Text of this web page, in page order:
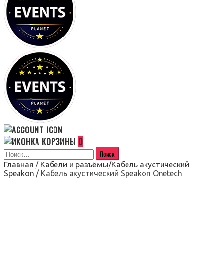
0
Главная / Кабели и разъёмы/Кабель акустический
Speakon / Кабель акустический Speakon Onetech